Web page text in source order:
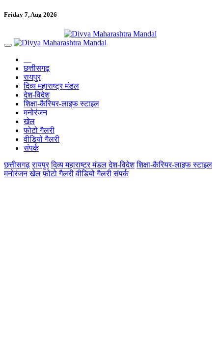
Friday 7, Aug 2026
छत्तीसगढ़
रायपुर
दिव्य महाराष्ट्र मंडल
देश-विदेश
शिक्षा-कैरियर-लाइफ स्टाइल
मनोरंजन
खेल
फोटो गैलरी
वीडियो गैलरी
संपर्क
छत्तीसगढ़ रायपुर दिव्य महाराष्ट्र मंडल देश-विदेश शिक्षा-कैरियर-लाइफ स्टाइल
मनोरंजन खेल फोटो गैलरी वीडियो गैलरी संपर्क